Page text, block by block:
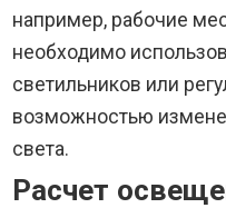
например, рабочие
необходимо
светильников или
возможностью
света.
Расчет